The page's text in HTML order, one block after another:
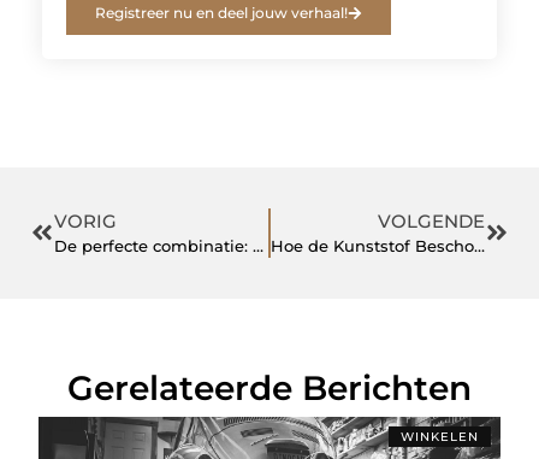
Registreer nu en deel jouw verhaal!
VORIG
De perfecte combinatie: een overhemd en pantalon voor heren
VOLGENDE
Hoe de Kunststof Beschoeiing Innoveert
Gerelateerde Berichten
WINKELEN